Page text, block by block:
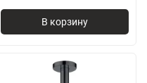
В корзину